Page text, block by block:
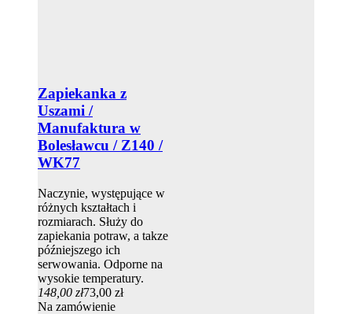
Zapiekanka z
Uszami /
Manufaktura w
Bolesławcu / Z140 /
WK77
Naczynie, występujące w
różnych kształtach i
rozmiarach. Służy do
zapiekania potraw, a takze
późniejszego ich
serwowania. Odporne na
wysokie temperatury.
148,00 zł73,00 zł
Na zamówienie